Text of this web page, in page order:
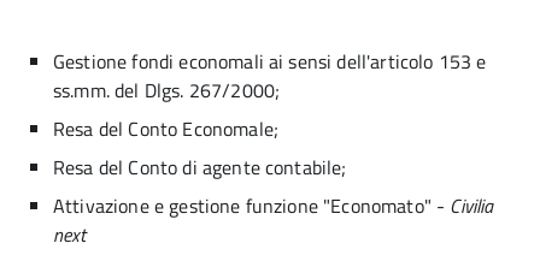
Gestione fondi economali ai sensi dell'articolo 153 e
ss.mm. del Dlgs. 267/2000;
Resa del Conto Economale;
Resa del Conto di agente contabile;
Attivazione e gestione funzione "Economato" - Civilia
next